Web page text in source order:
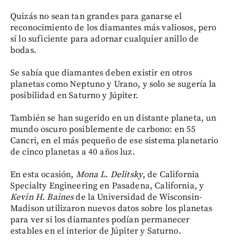
Quizás no sean tan grandes para ganarse el
reconocimiento de los diamantes más valiosos, pero
sí lo suficiente para adornar cualquier anillo de
bodas.
Se sabía que diamantes deben existir en otros
planetas como Neptuno y Urano, y solo se sugería la
posibilidad en Saturno y Júpiter.
También se han sugerido en un distante planeta, un
mundo oscuro posiblemente de carbono: en 55
Cancri, en el más pequeño de ese sistema planetario
de cinco planetas a 40 años luz.
En esta ocasión, Mona L. Delitsky, de California
Specialty Engineering en Pasadena, California, y
Kevin H. Bainesde la Universidad de Wisconsin-
Madison utilizaron nuevos datos sobre los planetas
para ver si los diamantes podían permanecer
estables en el interior de Júpiter y Saturno.